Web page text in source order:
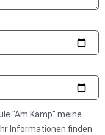
"Am Kamp" meine
Informationen finden